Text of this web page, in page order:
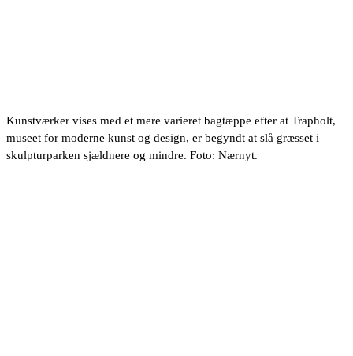
Kunstværker vises med et mere varieret bagtæppe efter at Trapholt,
museet for moderne kunst og design, er begyndt at slå græsset i
skulpturparken sjældnere og mindre. Foto: Nærnyt.